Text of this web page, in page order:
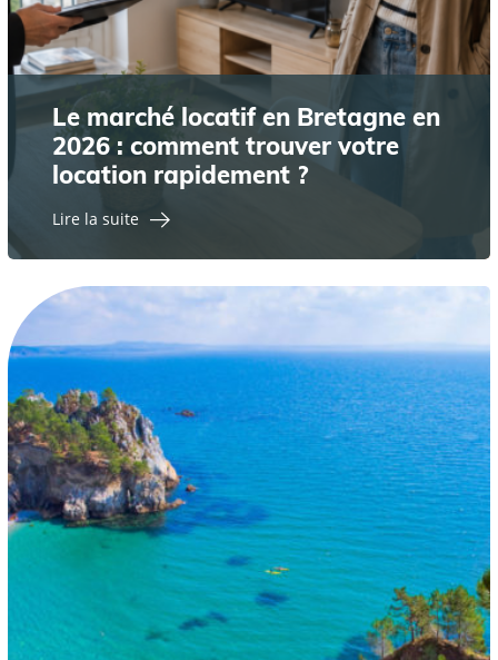
Le marché locatif en Bretagne en
2026 : comment trouver votre
location rapidement ?
Lire la suite